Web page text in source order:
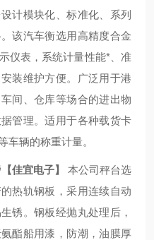
计模块化、标准化、系列
该汽车衡选用高精度合金
仪表，系统计量性能*、准
装维护方便。广泛用于港
间、仓库等场合的进出物
管理。适用于各种载货卡
车辆的称重计量。
佳宜电子】 本公司秤台选
热轨钢板，采用连续自动
锈。钢板经抛丸处理后，
酯船用漆，防潮，油膜厚